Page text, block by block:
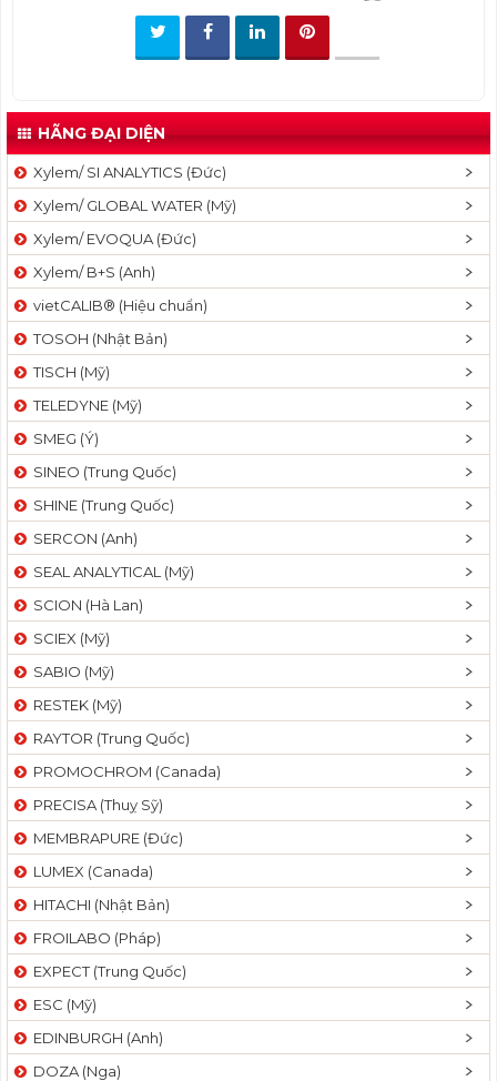
HÃNG ĐẠI DIỆN
Xylem/ SI ANALYTICS (Đức)
Xylem/ GLOBAL WATER (Mỹ)
Xylem/ EVOQUA (Đức)
Xylem/ B+S (Anh)
vietCALIB® (Hiệu chuẩn)
TOSOH (Nhật Bản)
TISCH (Mỹ)
TELEDYNE (Mỹ)
SMEG (Ý)
SINEO (Trung Quốc)
SHINE (Trung Quốc)
SERCON (Anh)
SEAL ANALYTICAL (Mỹ)
SCION (Hà Lan)
SCIEX (Mỹ)
SABIO (Mỹ)
RESTEK (Mỹ)
RAYTOR (Trung Quốc)
PROMOCHROM (Canada)
PRECISA (Thuỵ Sỹ)
MEMBRAPURE (Đức)
LUMEX (Canada)
HITACHI (Nhật Bản)
FROILABO (Pháp)
EXPECT (Trung Quốc)
ESC (Mỹ)
EDINBURGH (Anh)
DOZA (Nga)